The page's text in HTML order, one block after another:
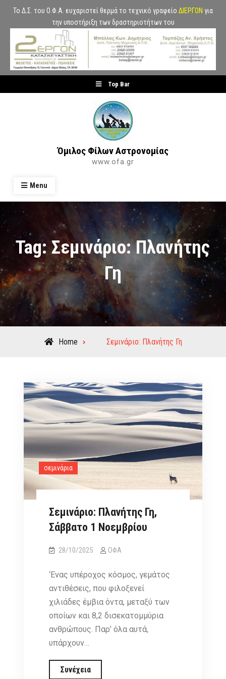
Το Δ.Σ. του Ο.Φ.Α. ευχαριστεί θερμά το τεχνικό γραφείο ΔΙΕΡΓΟΝ για
την υποστήριξη των δραστηριοτήτων του
to
Top Bar
Όμιλος Φίλων Αστρονομίας
www.ofa.gr
Menu
Tag:Σεμινάριο: Πλανήτης
Γη
Home
Posts
Σεμινάριο: Πλανήτης Γη
σεμινάρια
Σεμινάριο: Πλανήτης Γη,
Σάββατο 1 Νοεμβρίου
28/10/2025 ΟΦΑ
‘Ενας υπέροχος κόσμος, γεμάτος
αντιθέσεις, που φιλοξενεί
χιλιάδες έμβια όντα, μεταξύ των
οποίων και 8,2 δισεκατομμύρια
ανθρώπους. Παρ’ όλα αυτά,
υπάρχουν…
ΣυνέχειαΣεμινάριο: